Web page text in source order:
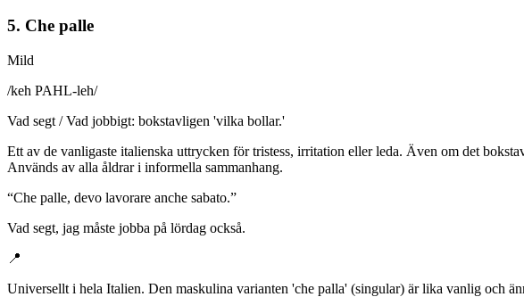
5. Che palle
Mild
/keh PAHL-leh/
Vad segt / Vad jobbigt: bokstavligen 'vilka bollar.'
Ett av de vanligaste italienska uttrycken för tristess, irritation eller leda. Även om det
Används av alla åldrar i informella sammanhang.
“Che palle, devo lavorare anche sabato.”
Vad segt, jag måste jobba på lördag också.
📍
Universellt i hela Italien. Den maskulina varianten 'che palla' (singular) är lika vanlig och